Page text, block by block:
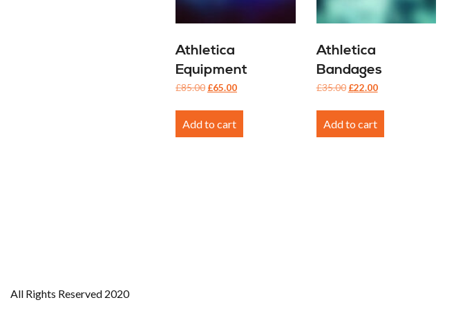
Athletica
Equipment
£85.00 Original
£85.00.
£65.00Current
Add to cart
Athletica
Bandages
£35.00 Original
£35.00.
£22.00Current
£22.00.
Add to cart
All Rights Reserved 2020